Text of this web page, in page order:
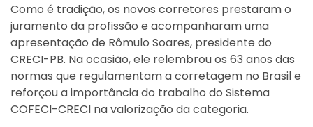
Como é tradição, os novos corretores prestaram o
juramento da profissão e acompanharam uma
apresentação de Rômulo Soares, presidente do
CRECI-PB. Na ocasião, ele relembrou os 63 anos das
normas que regulamentam a corretagem no Brasil e
reforçou a importância do trabalho do Sistema
COFECI-CRECI na valorização da categoria.